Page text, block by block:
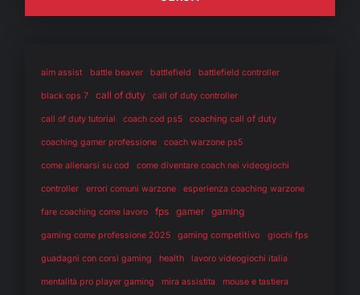
aim assist battle beaver battlefield battlefield controller
black ops 7 call of duty call of duty controller
call of duty tutorial coach cod ps5 coaching call of duty
coaching gamer professione coach warzone ps5
come allenarsi su cod come diventare coach nei videogiochi
controller errori comuni warzone esperienza coaching warzone
fare coaching come lavoro fps gamer gaming
gaming come professione 2025 gaming competitivo giochi fps
guadagni con corsi gaming health lavoro videogiochi italia
mentalità pro player gaming mira assistita mouse e tastiera